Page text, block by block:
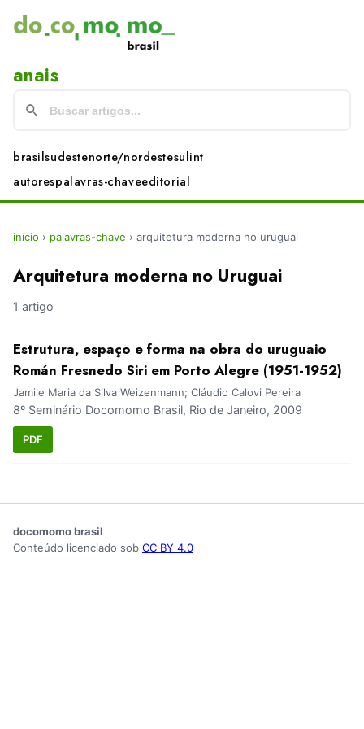
anais
brasilsudestenorte/nordestesulint
autorespalavras-chaveeditorial
início › palavras-chave › arquitetura moderna no uruguai
Arquitetura moderna no Uruguai
1 artigo
Estrutura, espaço e forma na obra do uruguaio
Román Fresnedo Siri em Porto Alegre (1951-1952)
Jamile Maria da Silva Weizenmann; Cláudio Calovi Pereira
8º Seminário Docomomo Brasil, Rio de Janeiro, 2009
PDF
docomomo brasil
Conteúdo licenciado sob CC BY 4.0